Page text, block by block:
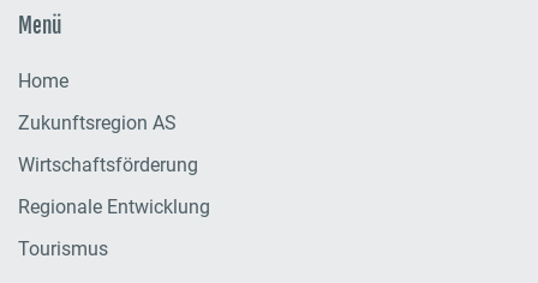
Menü
Home
Zukunftsregion AS
Wirtschaftsförderung
Regionale Entwicklung
Tourismus